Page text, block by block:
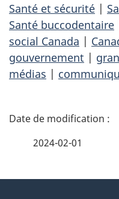
Santé et sécurité |
Santé buccodentaire
social Canada |
gouvernement |
médias |
D
2024-02-01